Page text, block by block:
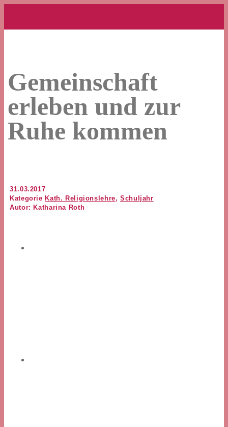
Gemeinschaft
erleben und zur
Ruhe kommen
31.03.2017
Kategorie Kath. Religionslehre,Schuljahr
Autor: Katharina Roth